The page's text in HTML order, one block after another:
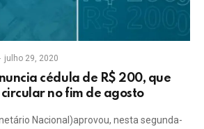
julho 29, 2020
cédula de R$ 200, que
no fim de agosto
Nacional)aprovou, nesta segunda-